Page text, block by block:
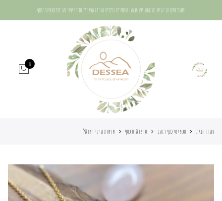
משלוח חינם עד הבית בהזמנה מעל 400₪ | המחירים כוללים מע"מ | אפשר להוסיף ציפוי זהב לכל תכשיטי הכסף
0
עמוד הבית תכשיטי כסף וזהב שרשראות כסף שרשרת מיני ישראל